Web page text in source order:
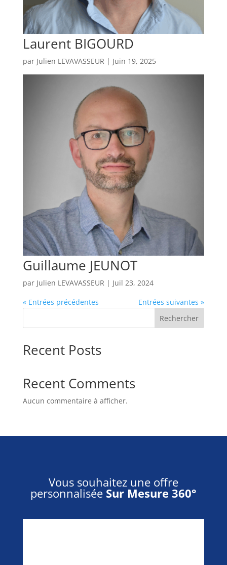
Laurent BIGOURD
par Julien LEVAVASSEUR | Juin 19, 2025
Guillaume JEUNOT
par Julien LEVAVASSEUR | Juil 23, 2024
« Entrées précédentes
Entrées suivantes »
Rechercher
Recent Posts
Recent Comments
Aucun commentaire à afficher.
Vous souhaitez une offre
personnalisée Sur Mesure 360°